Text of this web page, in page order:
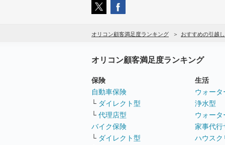
オリコン顧客満足度ランキング おすすめの引越
オリコン顧客満足度ランキング
保険
自動車保険
└ ダイレクト型
└ 代理店型
バイク保険
└ ダイレクト型
生活
ウォー
浄水型
ウォー
家事代行
ハウスク